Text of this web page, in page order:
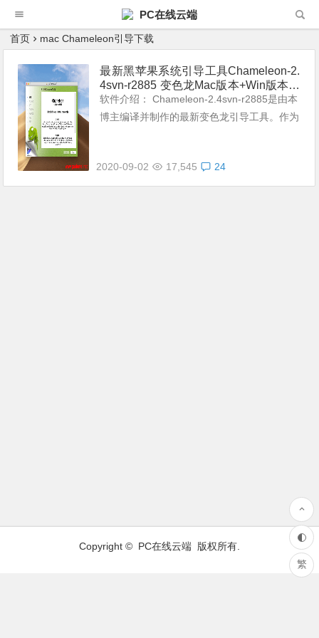
PC在线云端
首页 mac Chameleon引导下载
最新黑苹果系统引导工具Chameleon-2.
4svn-r2885 变色龙Mac版本+Win版本免
费分享下载
软件介绍： Chameleon-2.4svn-r2885是由本
博主编译并制作的最新变色龙引导工具。作为
持10.1...
2020-09-02 17,545 24
Copyright © PC在线云端 版权所有.
繁